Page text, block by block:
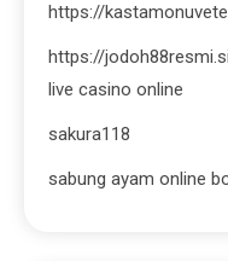
https://
https://
live casino online
sakura118
sabung ayam online